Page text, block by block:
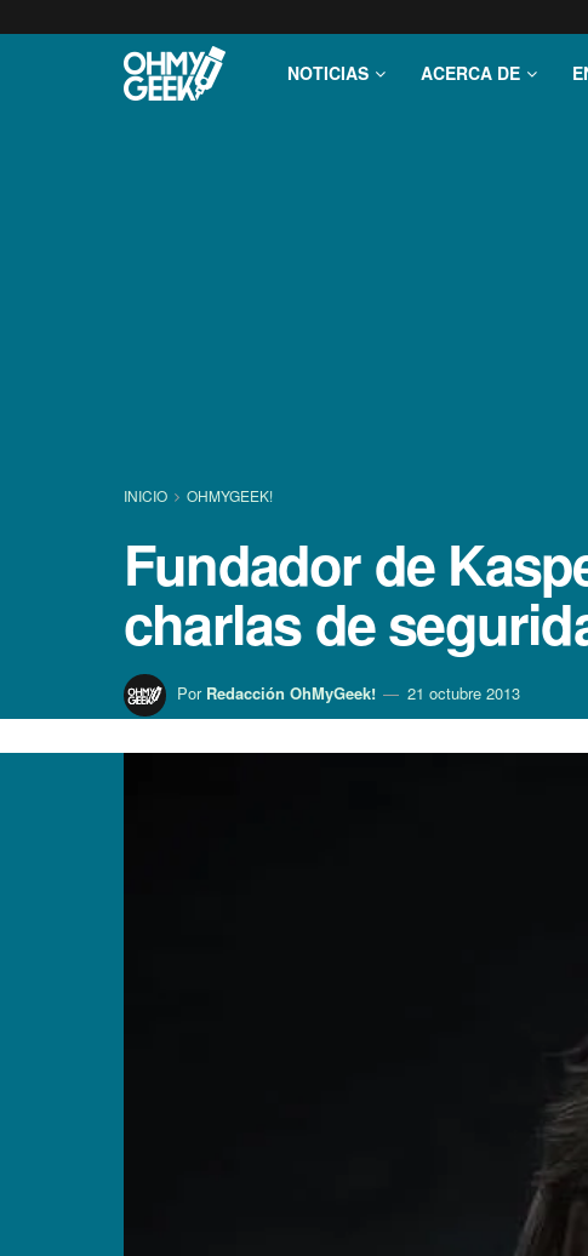
NOTICIAS ACERCA DE
INICIO OHMYGEEK!
Fundador de
charlas de
Por Redacción OhMyGeek! 21 octubre 2013